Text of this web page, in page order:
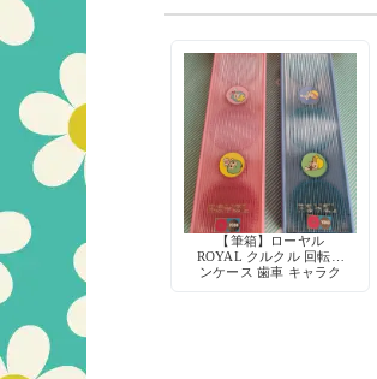
【筆箱】ローヤル
ROYAL クルクル 回転ペ
ンケース 歯車 キャラク